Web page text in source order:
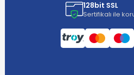
128bit SSL
Sertifikalı ile